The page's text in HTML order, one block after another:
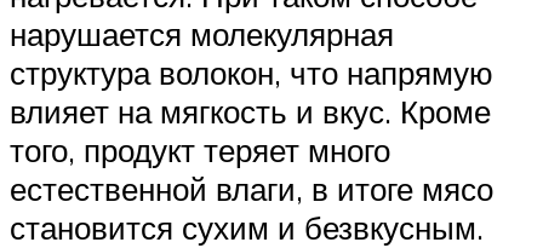
нарушается молекулярная
структура волокон, что напрямую
влияет на мягкость и вкус. Кроме
того, продукт теряет много
естественной влаги, в итоге мясо
становится сухим и безвкусным.